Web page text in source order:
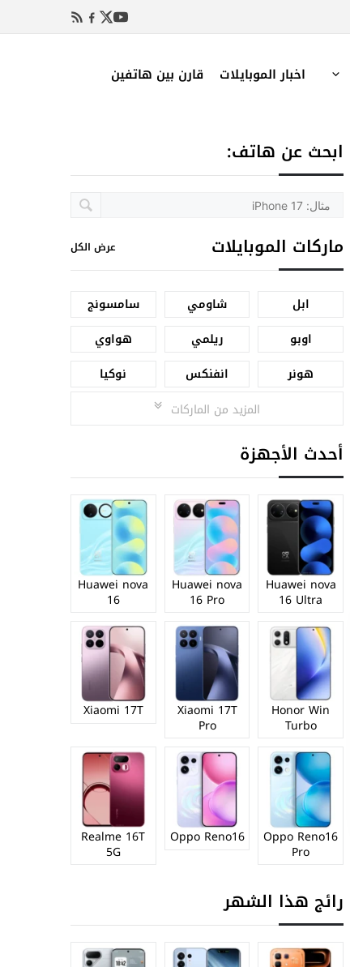
اخبار الموبايلات قارن بين هاتفين
ابحث عن هاتف:
ماركات الموبايلات عرض الكل
ابل شاومي
سامسونج
اوبو
ريلمي
هواوي
هونر
انفنكس
نوكيا
المزيد من الماركات
أحدث الأجهزة
Huawei nova
16 Ultra
Huawei nova
16 Pro
Huawei nova
16
Honor Win
Turbo
Xiaomi 17T
Pro
Xiaomi 17T
Oppo Reno16
Pro
Oppo Reno16
Realme 16T
5G
رائج هذا الشهر